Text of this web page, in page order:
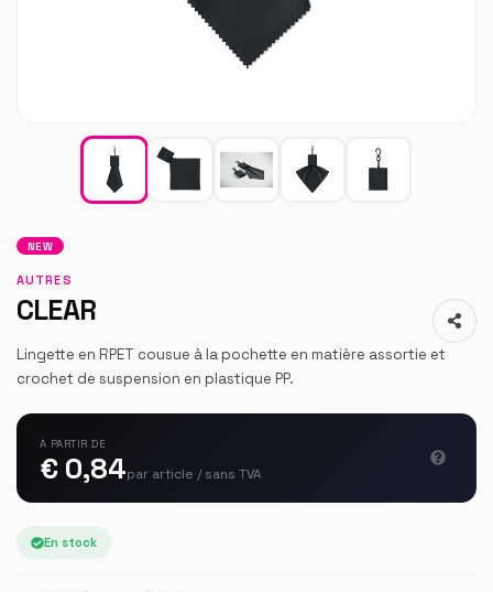
NEW
AUTRES
CLEAR
Lingette en RPET cousue à la pochette en matière assortie et
crochet de suspension en plastique PP.
À PARTIR DE
€ 0,84par article / sans TVA
En stock